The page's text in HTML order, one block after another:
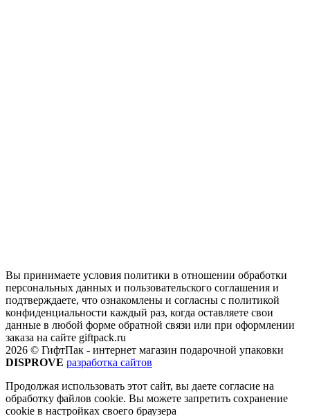
Вы принимаете условия политики в отношении обработки
персональных данных и пользовательского соглашения и
подтверждаете, что ознакомлены и согласны с политикой
конфиденциальности каждый раз, когда оставляете свои
данные в любой форме обратной связи или при оформлении
заказа на сайте giftpack.ru
2026 © ГифтПак - интернет магазин подарочной упаковки
DISPROVE разработка сайтов
Продолжая использовать этот сайт, вы даете согласие на
обработку файлов cookie. Вы можете запретить сохранение
cookie в настройках своего браузера